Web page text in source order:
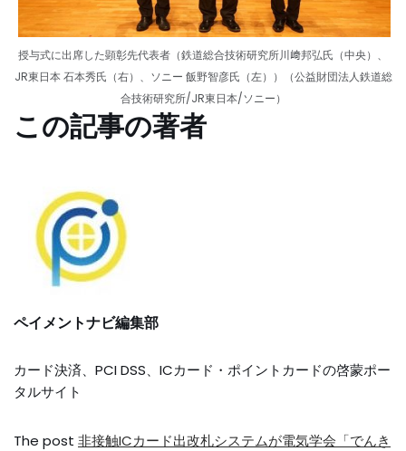
授与式に出席した顕彰先代表者（鉄道総合技術研究所川﨑邦弘氏（中央）、
JR東日本 石本秀氏（右）、ソニー 飯野智彦氏（左））（公益財団法人鉄道総
合技術研究所/JR東日本/ソニー）
この記事の著者
ペイメントナビ編集部
カード決済、PCI DSS、ICカード・ポイントカードの啓蒙ポー
タルサイト
The post 非接触ICカード出改札システムが電気学会「でんき